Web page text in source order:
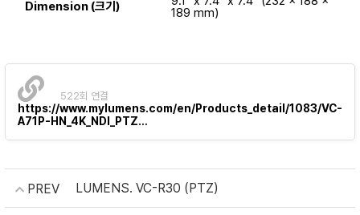
Dimension (크기)
189 mm)
https://www.mylumens.com/en/Products_detail/1083/VC-
A71P-HN_4K_NDI_PTZ…
522회 연결
PREV LUMENS. VC-R30 (PTZ)